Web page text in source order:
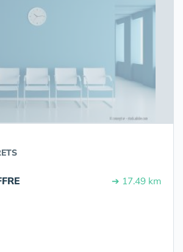
➔ 17.49 km